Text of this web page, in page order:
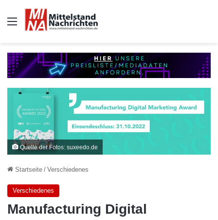
Auswahl
Quelle der Fotos: suxeedo.de
Startseite / Verschiedenes
Verschiedenes
Manufacturing Digital